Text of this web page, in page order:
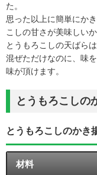
た。
思った以上に簡単にか
こしの甘さが美味しい
とうもろこしの天ばら
混ぜただけなのに、味
味が頂けます。
とうもろこしの
とうもろこしのかき
材料